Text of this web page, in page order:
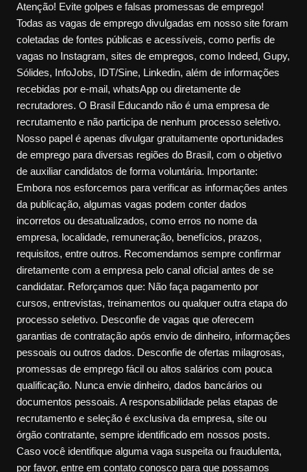
Atenção! Evite golpes e falsas promessas de emprego!
Todas as vagas de emprego divulgadas em nosso site foram
coletadas de fontes públicas e acessíveis, como perfis de
vagas no Instagram, sites de empregos, como Indeed, Gupy,
Sólides, InfoJobs, IDT/Sine, Linkedin, além de informações
recebidas por e-mail, whatsApp ou diretamente de
recrutadores. O Brasil Educando não é uma empresa de
recrutamento e não participa de nenhum processo seletivo.
Nosso papel é apenas divulgar gratuitamente oportunidades
de emprego para diversas regiões do Brasil, com o objetivo
de auxiliar candidatos de forma voluntária. Importante:
Embora nos esforcemos para verificar as informações antes
da publicação, algumas vagas podem conter dados
incorretos ou desatualizados, como erros no nome da
empresa, localidade, remuneração, benefícios, prazos,
requisitos, entre outros. Recomendamos sempre confirmar
diretamente com a empresa pelo canal oficial antes de se
candidatar. Reforçamos que: Não faça pagamento por
cursos, entrevistas, treinamentos ou qualquer outra etapa do
processo seletivo. Desconfie de vagas que oferecem
garantias de contratação após envio de dinheiro, informações
pessoais ou outros dados. Desconfie de ofertas milagrosas,
promessas de emprego fácil ou altos salários com pouca
qualificação. Nunca envie dinheiro, dados bancários ou
documentos pessoais. A responsabilidade pelas etapas de
recrutamento e seleção é exclusiva da empresa, site ou
órgão contratante, sempre identificado em nossos posts.
Caso você identifique alguma vaga suspeita ou fraudulenta,
por favor, entre em contato conosco para que possamos